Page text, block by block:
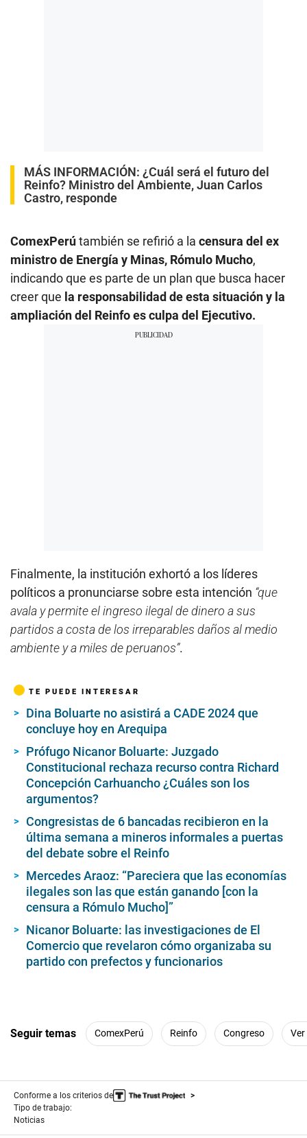
MÁS INFORMACIÓN: ¿Cuál será el futuro del
Reinfo? Ministro del Ambiente, Juan Carlos
Castro, responde
ComexPerútambién se refirió a la censura del ex
ministro de Energía y Minas, Rómulo Mucho,
indicando que es parte de un plan que busca hacer
creer que la responsabilidad de esta situación y la
ampliación del Reinfo es culpa del Ejecutivo.
Finalmente, la institución exhortó a los líderes
políticos a pronunciarse sobre esta intención “que
avala y permite el ingreso ilegal de dinero a sus
partidos a costa de los irreparables daños al medio
ambiente y a miles de peruanos”.
TE PUEDE INTERESAR
Dina Boluarte no asistirá a CADE 2024 que
concluye hoy en Arequipa
Prófugo Nicanor Boluarte: Juzgado
Constitucional rechaza recurso contra Richard
Concepción Carhuancho ¿Cuáles son los
argumentos?
Congresistas de 6 bancadas recibieron en la
última semana a mineros informales a puertas
del debate sobre el Reinfo
Mercedes Araoz: “Pareciera que las economías
ilegales son las que están ganando [con la
censura a Rómulo Mucho]”
Nicanor Boluarte: las investigaciones de El
Comercio que revelaron cómo organizaba su
partido con prefectos y funcionarios
Seguir temas ComexPerú Reinfo Congreso
Conforme a los criterios de
Tipo de trabajo:
Noticias